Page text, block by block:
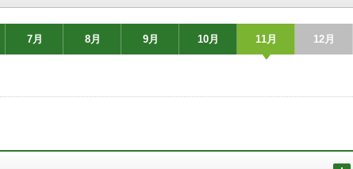
7月 8月 9月 10月 11月 12月